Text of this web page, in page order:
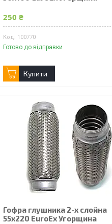
250 ₴
100770
Готово до відправки
Купити
Гофра глушника 2-х слойна
55x220 EuroEx Угорщина